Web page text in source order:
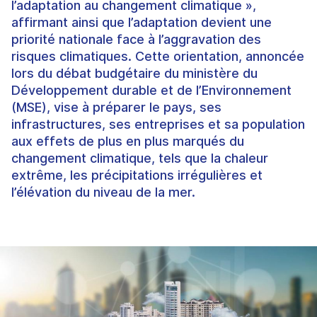
l’adaptation au changement climatique »,
affirmant ainsi que l’adaptation devient une
priorité nationale face à l’aggravation des
risques climatiques. Cette orientation, annoncée
lors du débat budgétaire du ministère du
Développement durable et de l’Environnement
(MSE), vise à préparer le pays, ses
infrastructures, ses entreprises et sa population
aux effets de plus en plus marqués du
changement climatique, tels que la chaleur
extrême, les précipitations irrégulières et
l’élévation du niveau de la mer.